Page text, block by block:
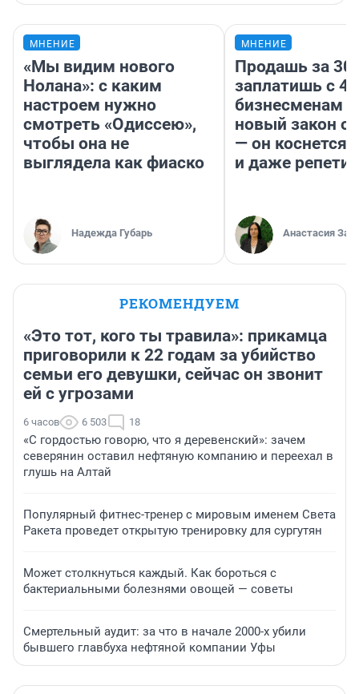
МНЕНИЕ
«Мы видим нового
Нолана»: с каким
настроем нужно
смотреть «Одиссею»,
чтобы она не
выглядела как фиаско
Надежда Губарь
МНЕНИЕ
Продашь за
заплатишь с
бизнесменам
новый закон о
— он коснется
и даже
Анастасия
РЕКОМЕНДУЕМ
«Это тот, кого ты травила»: прикамца
приговорили к 22 годам за убийство
семьи его девушки, сейчас он звонит
ей с угрозами
6 часов 6 503 18
«С гордостью говорю, что я деревенский»: зачем
северянин оставил нефтяную компанию и переехал в
глушь на Алтай
Популярный фитнес-тренер с мировым именем Света
Ракета проведет открытую тренировку для сургутян
Может столкнуться каждый. Как бороться с
бактериальными болезнями овощей — советы
Смертельный аудит: за что в начале 2000-х убили
бывшего главбуха нефтяной компании Уфы